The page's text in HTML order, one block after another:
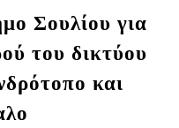
Σουλίου για
του δικτύου
και